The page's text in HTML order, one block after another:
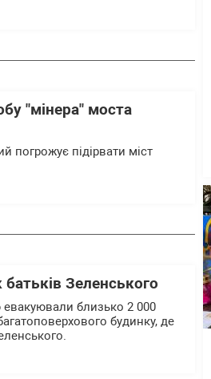
"мінера" моста
погрожує підірвати міст
Зеленського
евакуювали близько 2 000
будинку, де